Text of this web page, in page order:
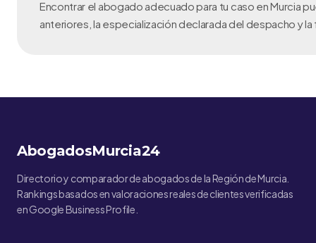
Encontrar el abogado adecuado para tu caso en Murcia
anteriores, la especialización declarada del despacho y
AbogadosMurcia24
Directorio y comparador de abogados de la Región de Murcia.
Rankings basados en valoraciones reales de clientes verificadas
en Google Business Profile.